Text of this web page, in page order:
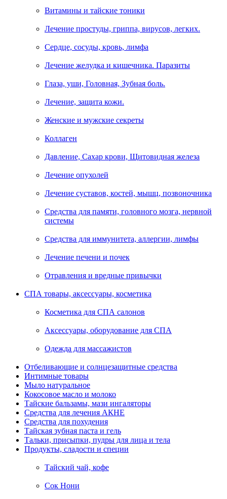
Витамины и тайские тоники
Лечение простуды, гриппа, вирусов, легких.
Сердце, сосуды, кровь, лимфа
Лечение желудка и кишечника. Паразиты
Глаза, уши, Головная, Зубная боль.
Лечение, защита кожи.
Женские и мужские секреты
Коллаген
Давление, Сахар крови, Щитовидная железа
Лечение опухолей
Лечение суставов, костей, мышц, позвоночника
Средства для памяти, головного мозга, нервной
системы
Средства для иммунитета, аллергии, лимфы
Лечение печени и почек
Отравления и вредные привычки
СПА товары, аксессуары, косметика
Косметика для СПА салонов
Аксессуары, оборудование для СПА
Одежда для массажистов
Отбеливающие и солнцезащитные средства
Интимные товары
Мыло натуральное
Кокосовое масло и молоко
Тайские бальзамы, мази ингаляторы
Средства для лечения АКНЕ
Средства для похудения
Тайская зубная паста и гель
Тальки, присыпки, пудры для лица и тела
Продукты, сладости и специи
Тайский чай, кофе
Сок Нони